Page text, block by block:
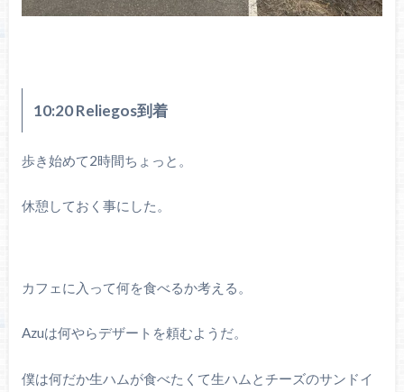
10:20 Reliegos到着
歩き始めて2時間ちょっと。
休憩しておく事にした。
カフェに入って何を食べるか考える。
Azuは何やらデザートを頼むようだ。
僕は何だか生ハムが食べたくて生ハムとチーズのサンドイ